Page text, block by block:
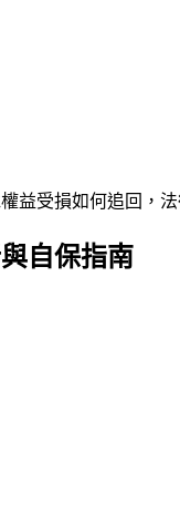
益受損如何追回，
自保指南